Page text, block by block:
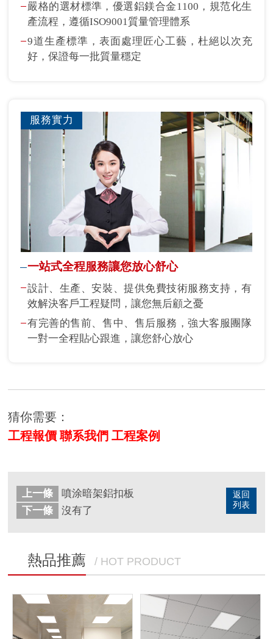
嚴格的選材標準，優選鋁鎂合金1100，規范化生
產流程，遵循ISO9001質量管理體系
9道生產標準，表面處理匠心工藝，杜絕以次充
好，保證每一批質量穩定
服務實力
一站式全程服務讓您放心舒心
設計、生產、安裝、提供免費技術服務支持，有
效解決客戶工程疑問，讓您無后顧之憂
有完善的售前、售中、售后服務，強大客服團隊
一對一全程貼心跟進，讓您舒心放心
猜你需要：
工程報價 聯系我們 工程案例
返回
列表
上一條
噴涂暗架鋁扣板
下一條
沒有了
熱品推薦 / HOT PRODUCT